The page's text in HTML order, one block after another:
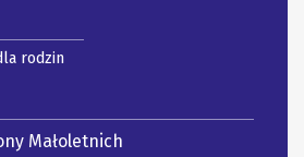
rodzin
Małoletnich